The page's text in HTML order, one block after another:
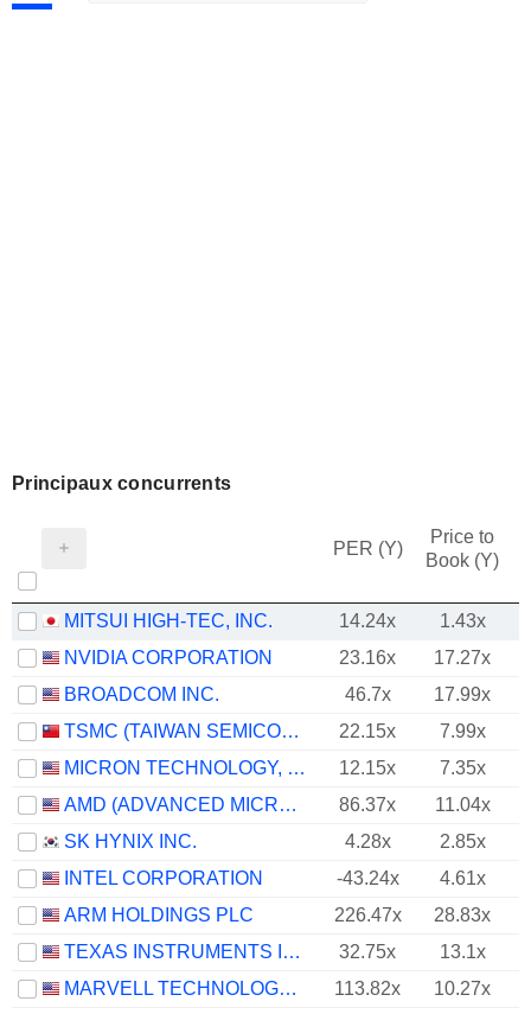
Principaux concurrents
PER (Y)
Price to
Book (Y)
MITSUI HIGH-TEC, INC. 14.24x
1.43x
NVIDIA CORPORATION
23.16x
17.27x
BROADCOM INC.
46.7x
17.99x
TSMC (TAIWAN SEMICONDUCTOR MANUFACTURING COMPANY)
22.15x
7.99x
MICRON TECHNOLOGY, INC.
12.15x
7.35x
AMD (ADVANCED MICRO DEVICES)
86.37x
11.04x
SK HYNIX INC.
4.28x
2.85x
INTEL CORPORATION
-43.24x
4.61x
ARM HOLDINGS PLC
226.47x
28.83x
TEXAS INSTRUMENTS INCORPORATED
32.75x
13.1x
MARVELL TECHNOLOGY GROUP LTD
113.82x
10.27x